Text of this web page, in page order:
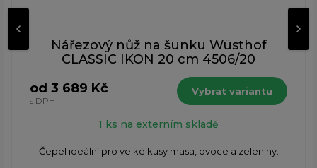
Nářezový nůž na šunku Wüsthof
CLASSIC IKON 20 cm 4506/20
od 3 689 Kč
s DPH
Vybrat variantu
1 ks na externím skladě
Čepel ideální pro velké kusy masa, ovoce a zeleniny.